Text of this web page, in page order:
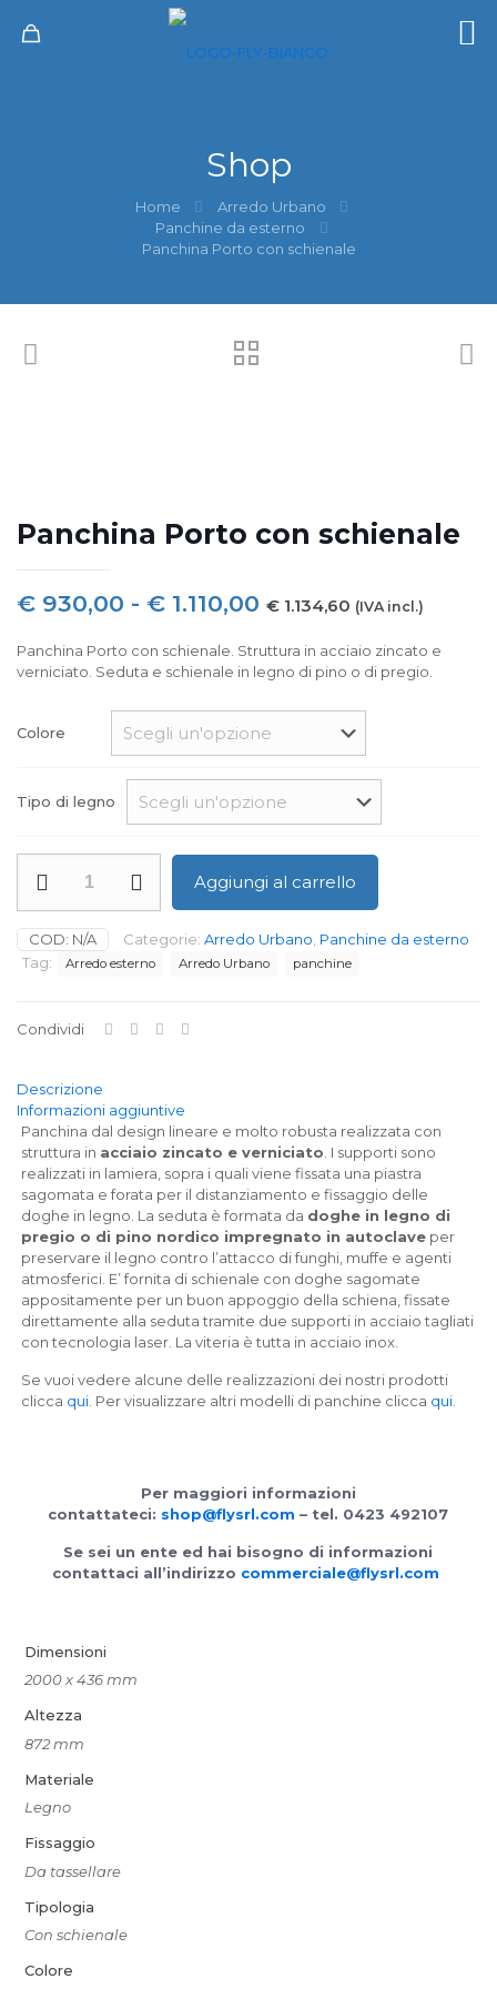
Shop
Home
Arredo Urbano
Panchine da esterno
Panchina Porto con schienale
Panchina Porto con schienale
€ 930,00 - € 1.110,00 Fascia
prezzo:
€ 930,00
€ 1.110,00
€ 1.134,60 (IVA incl.)
Panchina Porto con schienale. Struttura in acciaio zincato e
verniciato. Seduta e schienale in legno di pino o di pregio.
Colore
Tipo di legno
schienale
quantità
Aggiungi al carrello
COD: N/A Categorie: Arredo Urbano Panchine da esterno
Tag:
Arredo esterno Arredo Urbano panchine
Condividi
Descrizione
Informazioni aggiuntive
Panchina dal design lineare e molto robusta realizzata con
struttura in acciaio zincato e verniciato . I supporti sono
realizzati in lamiera, sopra i quali viene fissata una piastra
sagomata e forata per il distanziamento e fissaggio delle
doghe in legno. La seduta è formata da doghe in legno di
pregio o di pino nordico impregnato in autoclave per
preservare il legno contro l’attacco di funghi, muffe e agenti
atmosferici. E’ fornita di schienale con doghe sagomate
appositamente per un buon appoggio della schiena, fissate
direttamente alla seduta tramite due supporti in acciaio tagliati
con tecnologia laser. La viteria è tutta in acciaio inox.
Se vuoi vedere alcune delle realizzazioni dei nostri prodotti
clicca qui . Per visualizzare altri modelli di panchine clicca qui
Per maggiori informazioni
contattateci: shop@flysrl.com – tel. 0423 492107
Se sei un ente ed hai bisogno di informazioni
contattaci all’indirizzo commerciale@flysrl.com
Dimensioni
2000 x 436 mm
Altezza
872 mm
Materiale
Legno
Fissaggio
Da tassellare
Tipologia
Con schienale
Colore